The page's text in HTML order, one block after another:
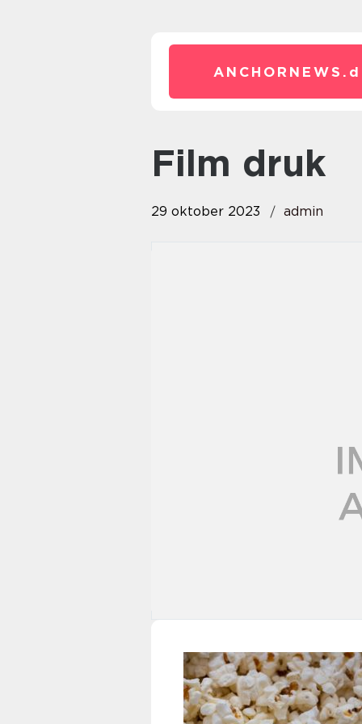
ANCHORNEWS.
film druk
29 oktober 2023 admin